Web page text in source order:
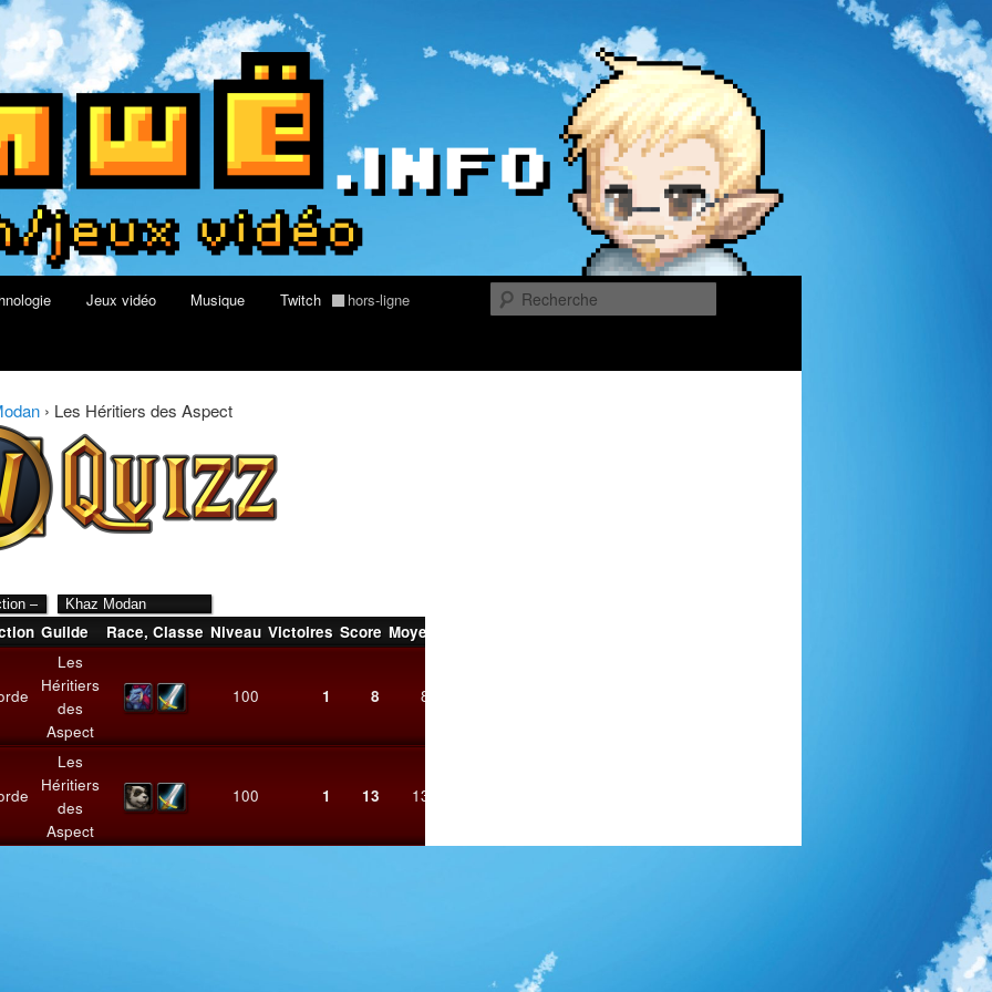
geek, tech et jeux vidéo
au Quizz World of Warcraft
Jeux vidéo Musique Twitch hors-ligne
› Les Héritiers des Aspect
Guilde Race, Classe Niveau Victoires Score Moyenne
Les
Héritiers
des
Aspect
100 1 8 8,00
Les
Héritiers
des
Aspect
100 1 13 13,00